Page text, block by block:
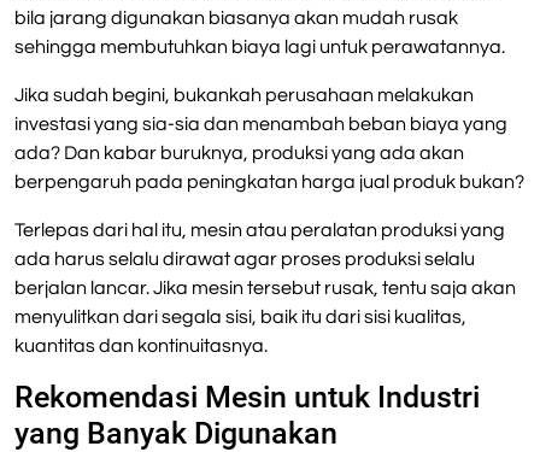
bila jarang digunakan biasanya akan mudah rusak
sehingga membutuhkan biaya lagi untuk perawatannya.
Jika sudah begini, bukankah perusahaan melakukan
investasi yang sia-sia dan menambah beban biaya yang
ada? Dan kabar buruknya, produksi yang ada akan
berpengaruh pada peningkatan harga jual produk bukan?
Terlepas dari hal itu, mesin atau peralatan produksi yang
ada harus selalu dirawat agar proses produksi selalu
berjalan lancar. Jika mesin tersebut rusak, tentu saja akan
menyulitkan dari segala sisi, baik itu dari sisi kualitas,
kuantitas dan kontinuitasnya.
Rekomendasi Mesin untuk Industri
yang Banyak Digunakan